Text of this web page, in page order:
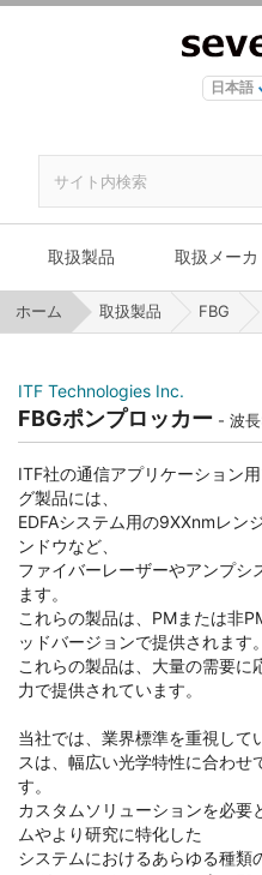
日本語
取扱製品 取扱メーカ
ホーム 取扱製品 FBG
FBGポンプロッカー 波
ITF Technologies Inc.
ITF社の通信アプリケーション
グ製品には、
EDFAシステム用の9XXnmレン
ンドウなど、
ファイバーレーザーやアンプシ
ます。
これらの製品は、PMまたは非
ッドバージョンで提供されます。
これらの製品は、大量の需要に
力で提供されています。
当社では、業界標準を重視して
スは、幅広い光学特性に合わせ
す。
カスタムソリューションを必要
ムやより研究に特化した
システムにおけるあらゆる種類